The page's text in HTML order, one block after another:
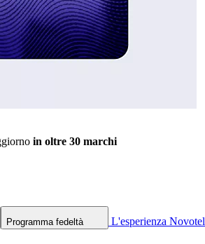
in oltre 30 marchi
Programma fedeltà L'esperienza Novotel